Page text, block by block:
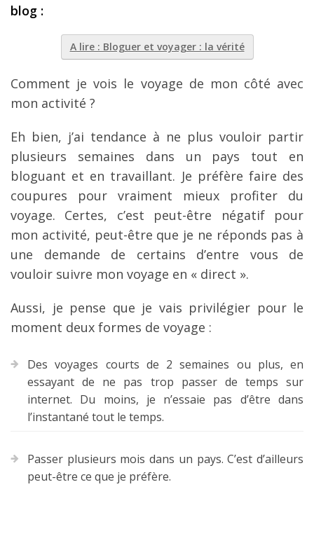
blog :
A lire : Bloguer et voyager : la vérité
Comment je vois le voyage de mon côté avec
mon activité ?
Eh bien, j’ai tendance à ne plus vouloir partir
plusieurs semaines dans un pays tout en
bloguant et en travaillant. Je préfère faire des
coupures pour vraiment mieux profiter du
voyage. Certes, c’est peut-être négatif pour
mon activité, peut-être que je ne réponds pas à
une demande de certains d’entre vous de
vouloir suivre mon voyage en « direct ».
Aussi, je pense que je vais privilégier pour le
moment deux formes de voyage :
Des voyages courts de 2 semaines ou plus, en
essayant de ne pas trop passer de temps sur
internet. Du moins, je n’essaie pas d’être dans
l’instantané tout le temps.
Passer plusieurs mois dans un pays. C’est d’ailleurs
peut-être ce que je préfère.